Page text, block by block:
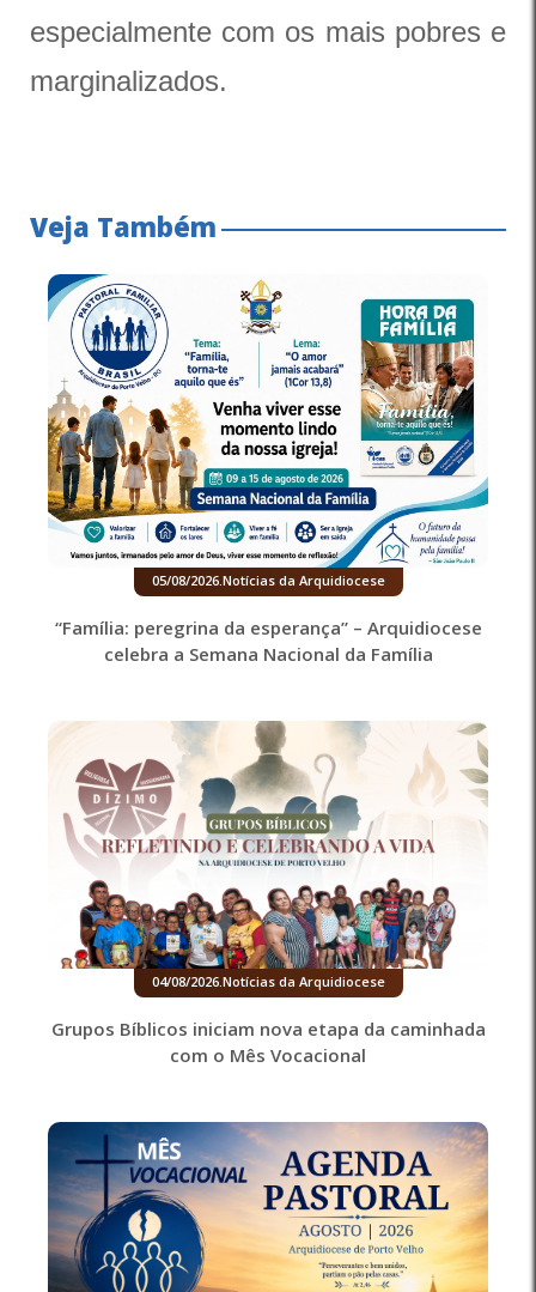
especialmente com os mais pobres e
marginalizados.
Veja Também
05/08/2026.Notícias da Arquidiocese
“Família: peregrina da esperança” – Arquidiocese
celebra a Semana Nacional da Família
04/08/2026.Notícias da Arquidiocese
Grupos Bíblicos iniciam nova etapa da caminhada
com o Mês Vocacional